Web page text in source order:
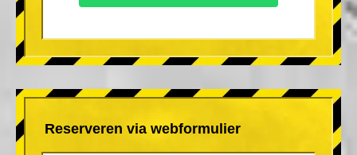
Reserveren via webformulier